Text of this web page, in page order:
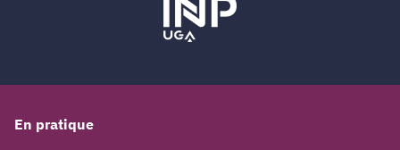
En pratique